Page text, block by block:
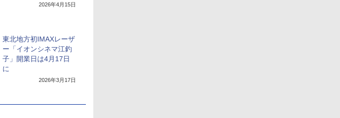
2026年4月15日
東北地方初IMAXレーザ
ー「イオンシネマ江釣
子」開業日は4月17日
に
2026年3月17日